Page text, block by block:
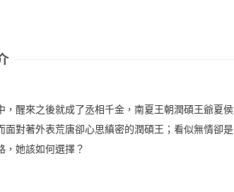
醒來之後就成了丞相千金，南夏王朝潤碩王爺夏侯
對著外表荒唐卻心思縝密的潤碩王；看似無情卻是
，她該如何選擇？